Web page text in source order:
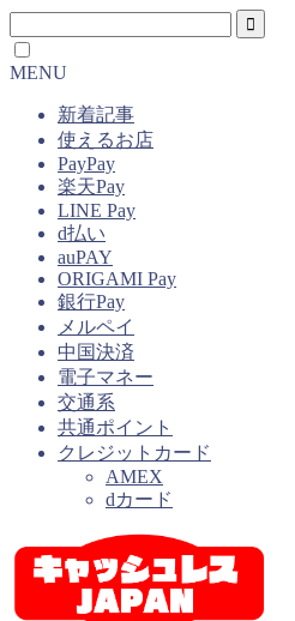
MENU
新着記事
使えるお店
PayPay
楽天Pay
LINE Pay
d払い
auPAY
ORIGAMI Pay
銀行Pay
メルペイ
中国決済
電子マネー
交通系
共通ポイント
クレジットカード
AMEX
dカード